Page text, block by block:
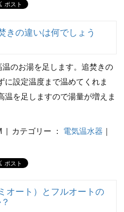
の違いは何でしょう
のお湯を足します。追焚きの
設定温度まで温めてくれま
を足しますので湯量が増えま
カテゴリー ： 電気温水器 ｜
オート）とフルオートの